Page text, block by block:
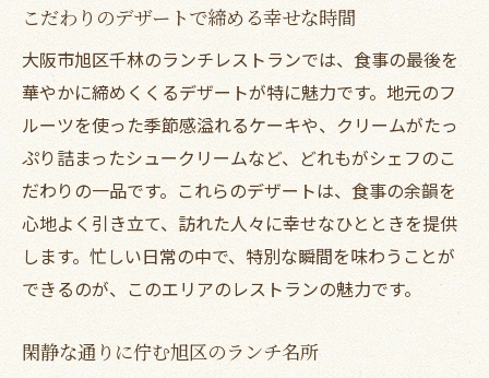
こだわりのデザートで締める幸せな時間
大阪市旭区千林のランチレストランでは、食事の最後を
華やかに締めくくるデザートが特に魅力です。地元のフ
ルーツを使った季節感溢れるケーキや、クリームがたっ
ぷり詰まったシュークリームなど、どれもがシェフのこ
だわりの一品です。これらのデザートは、食事の余韻を
心地よく引き立て、訪れた人々に幸せなひとときを提供
します。忙しい日常の中で、特別な瞬間を味わうことが
できるのが、このエリアのレストランの魅力です。
閑静な通りに佇む旭区のランチ名所